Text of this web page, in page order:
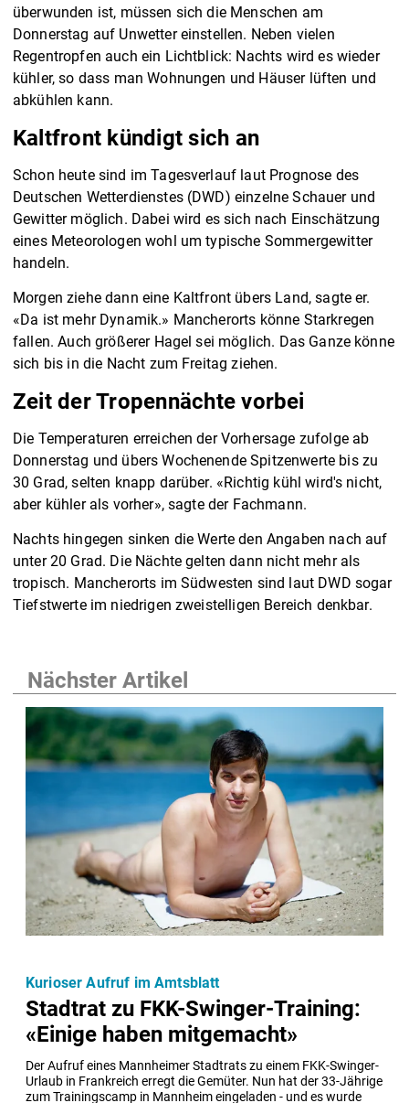
überwunden ist, müssen sich die Menschen am
Donnerstag auf Unwetter einstellen. Neben vielen
Regentropfen auch ein Lichtblick: Nachts wird es wieder
kühler, so dass man Wohnungen und Häuser lüften und
abkühlen kann.
Kaltfront kündigt sich an
Schon heute sind im Tagesverlauf laut Prognose des
Deutschen Wetterdienstes (DWD) einzelne Schauer und
Gewitter möglich. Dabei wird es sich nach Einschätzung
eines Meteorologen wohl um typische Sommergewitter
handeln.
Morgen ziehe dann eine Kaltfront übers Land, sagte er.
«Da ist mehr Dynamik.» Mancherorts könne Starkregen
fallen. Auch größerer Hagel sei möglich. Das Ganze könne
sich bis in die Nacht zum Freitag ziehen.
Zeit der Tropennächte vorbei
Die Temperaturen erreichen der Vorhersage zufolge ab
Donnerstag und übers Wochenende Spitzenwerte bis zu
30 Grad, selten knapp darüber. «Richtig kühl wird's nicht,
aber kühler als vorher», sagte der Fachmann.
Nachts hingegen sinken die Werte den Angaben nach auf
unter 20 Grad. Die Nächte gelten dann nicht mehr als
tropisch. Mancherorts im Südwesten sind laut DWD sogar
Tiefstwerte im niedrigen zweistelligen Bereich denkbar.
Nächster Artikel
Stadtrat zu FKK-Swinger-Training:
«Einige haben mitgemacht»
Der Aufruf eines Mannheimer Stadtrats zu einem FKK-Swinger-
Urlaub in Frankreich erregt die Gemüter. Nun hat der 33-Jährige
zum Trainingscamp in Mannheim eingeladen - und es wurde
Kurioser Aufruf im Amtsblatt